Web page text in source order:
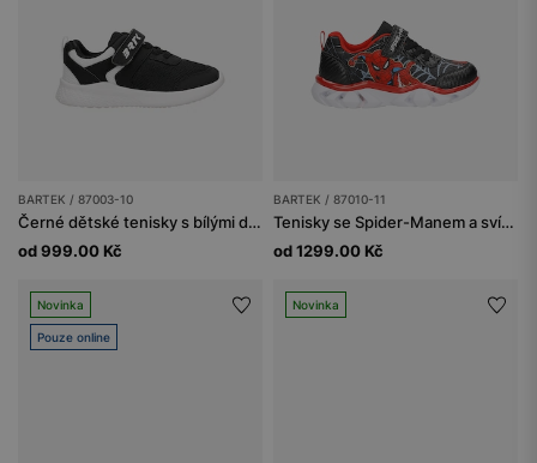
BARTEK / 87003-10
Černé dětské tenisky s bílými detaily BARTEK 87003-10
od 999.00 Kč
BARTEK / 87010-11
Tenisky se Spider-Manem a svítící podrážkou BARTEK 87010-11
od 1299.00 Kč
Novinka
Pouze online
Novinka